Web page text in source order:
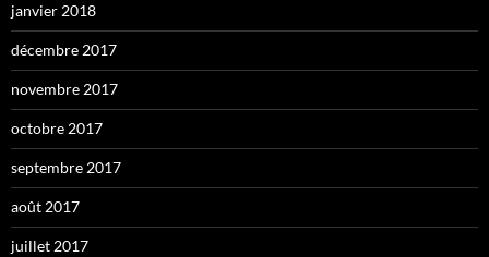
janvier 2018
décembre 2017
novembre 2017
octobre 2017
septembre 2017
août 2017
juillet 2017